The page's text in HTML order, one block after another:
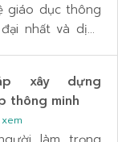
giáo dục thông
nhất và dịch
chuyển đổi số
dục 4.0.
xây dựng
thông minh